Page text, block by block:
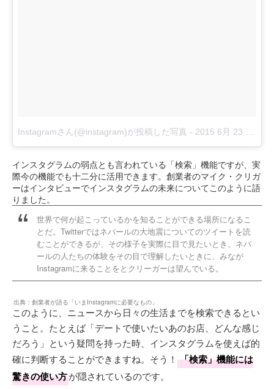
Instagramさん(@instagram)が投稿した写真 - 2015 6月 23 9:29午前 PDT
インスタグラムの弱点とも言われている「検索」機能ですが、実
際今の機能でも十二分に活用できます。創業者のマイク・クリガ
ーはインタビューでインスタグラムの未来についてこのように語
りました。
世界で何が起こっているかを知ることができる場所になるこ
とだ。Twitterではネパールの大地震についてのツイートを読
むことができるが、その様子を実際に目で見たいとき、ネパ
ールの人たちの体験をその目で理解したいときに、みなが
Instagramに来ることをとクリーガーは望んでいる。
出典： 創業者が語る「いまInstagramに必要なもの」
このように、ニュースから日々の生活までを検索できるとい
うこと。たとえば「デートで使いたいあのお店、どんな感じ
だろう」という疑問を持った時、インスタグラムを使えば的
確に判断することができますね。そう！ 「検索」機能には
驚きの使い方が隠されているのです。